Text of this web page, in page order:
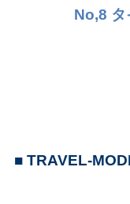
No,8 タ
■ TRAVEL-